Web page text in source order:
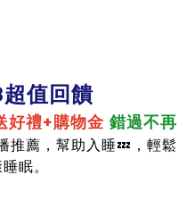
值回饋
禮+購物金 錯過不再
推薦，幫助入睡💤，輕鬆
眠。